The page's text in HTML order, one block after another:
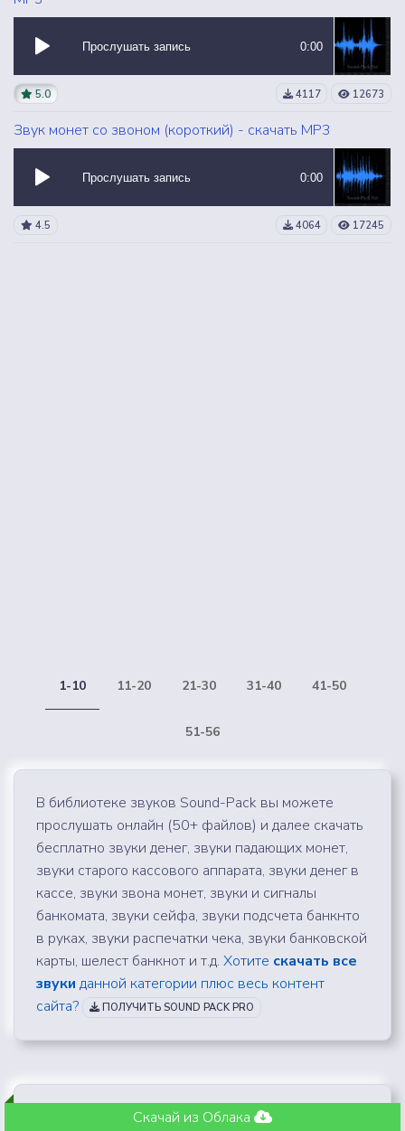
Прослушать запись 0:00
5.0 4117 12673
Звук монет со звоном (короткий) - скачать MP3
Прослушать запись 0:00
4.5 4064 17245
1-10 11-20 21-30 31-40 41-50
51-56
В библиотеке звуков Sound-Pack вы можете
прослушать онлайн (50+ файлов) и далее скачать
бесплатно звуки денег, звуки падающих монет,
звуки старого кассового аппарата, звуки денег в
кассе, звуки звона монет, звуки и сигналы
банкомата, звуки сейфа, звуки подсчета банкнто
в руках, звуки распечатки чека, звуки банковской
карты, шелест банкнот и т.д. Хотите скачать все
звуки данной категории плюс весь контент
сайта?
ПОЛУЧИТЬ SOUND PACK PRO
Скачай из Облака